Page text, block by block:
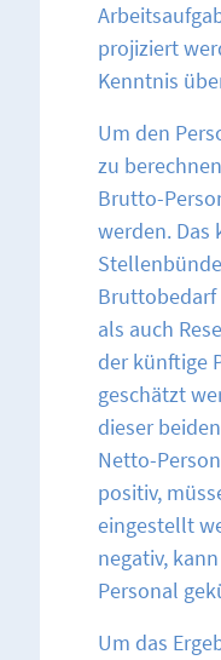
projiziert
Kenntnis
Um den
zu
Brutto-
werden. Das
Bruttobedarf
als auch
der künftige
geschätzt
dieser
Netto-
positiv,
eingestellt
negativ,
Personal
Um das